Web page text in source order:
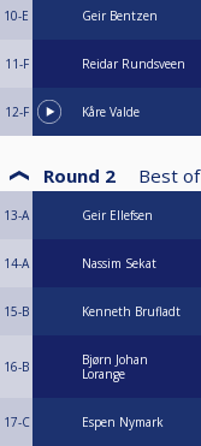
10-E Geir Bentzen
11-F Reidar Rundsveen
12-F Kåre Valde
Round 2 Best of
13-A Geir Ellefsen
14-A Nassim Sekat
15-B Kenneth Brufladt
16-B
Bjørn Johan
Lorange
17-C Espen Nymark